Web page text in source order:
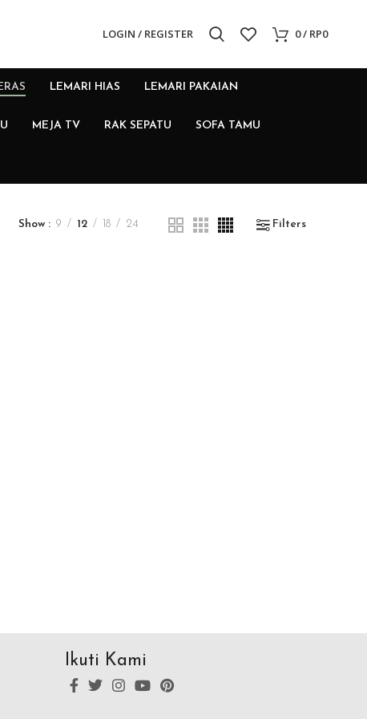
LOGIN / REGISTER 0/ RP0
LEMARI HIAS LEMARI PAKAIAN
MEJA TV RAK SEPATU SOFA TAMU
Show 9 12 18 24 Filters
Ikuti Kami